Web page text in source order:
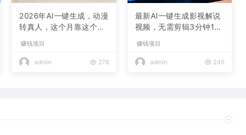
2026年AI一键生成，动漫
转真人，这个月靠这个AI
赚钱项目
admin 278
最新AI一键生成影视解说
视频，无需剪辑3分钟1
现日入2000+
赚钱项目
admin 246